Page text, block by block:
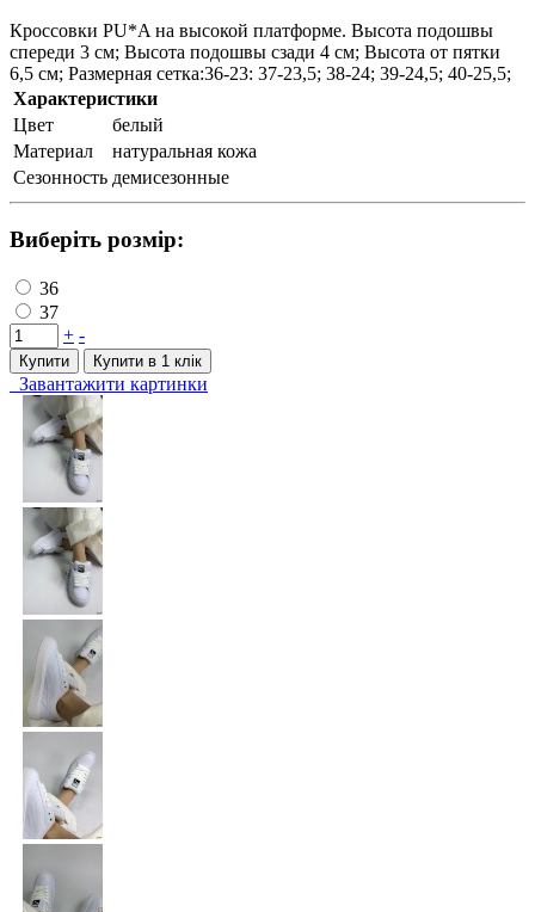
Кроссовки PU*A на высокой платформе. Высота подошвы
спереди 3 см; Высота подошвы сзади 4 см; Высота от пятки
6,5 см; Размерная сетка:36-23: 37-23,5; 38-24; 39-24,5; 40-25,5;
Характеристики
Цвет
белый
Материал
натуральная кожа
Сезонность демисезонные
Виберіть розмір:
36
37
+ -
Купити Купити в 1 клiк
Завантажити картинки